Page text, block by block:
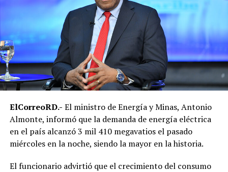
ElCorreoRD.- El ministro de Energía y Minas, Antonio
Almonte, informó que la demanda de energía eléctrica
en el país alcanzó 3 mil 410 megavatios el pasado
miércoles en la noche, siendo la mayor en la historia.
El funcionario advirtió que el crecimiento del consumo